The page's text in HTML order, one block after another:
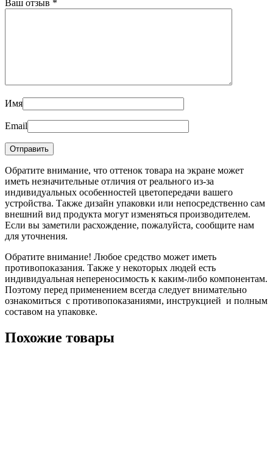
Ваш отзыв *
Имя
Email
Обратите внимание, что оттенок товара на экране может
иметь незначительные отличия от реального из-за
индивидуальных особенностей цветопередачи вашего
устройства. Также дизайн упаковки или непосредственно сам
внешний вид продукта могут изменяться производителем.
Если вы заметили расхождение, пожалуйста, сообщите нам
для уточнения.
Обратите внимание! Любое средство может иметь
противопоказания. Также у некоторых людей есть
индивидуальная непереносимость к каким-либо компонентам.
Поэтому перед применением всегда следует внимательно
ознакомиться с противопоказаниями, инструкцией и полным
составом на упаковке.
Похожие товары